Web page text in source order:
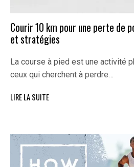
Courir 10 km pour une perte de
et stratégies
La course à pied est une activité
ceux qui cherchent à perdre…
LIRE LA SUITE